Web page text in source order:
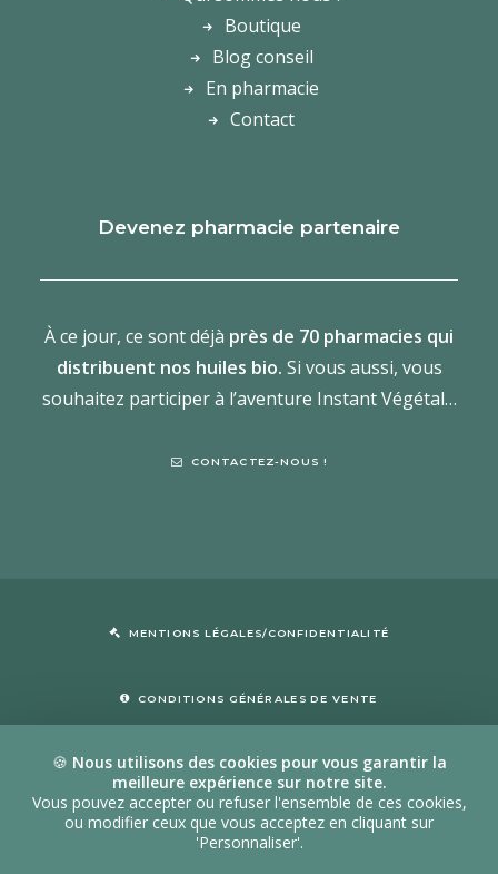
Boutique
Blog conseil
En pharmacie
Contact
Devenez pharmacie partenaire
À ce jour, ce sont déjà près de 70 pharmacies qui
distribuent nos huiles bio. Si vous aussi, vous
souhaitez participer à l’aventure Instant Végétal…
CONTACTEZ-NOUS !
MENTIONS LÉGALES/CONFIDENTIALITÉ
CONDITIONS GÉNÉRALES DE VENTE
© Laboratoire Instant Végétal.| Tous droits réservés |
🍪 Nous utilisons des cookies pour vous garantir la
meilleure expérience sur notre site.
Vous pouvez accepter ou refuser l'ensemble de ces cookies,
ou modifier ceux que vous acceptez en cliquant sur
'Personnaliser'.